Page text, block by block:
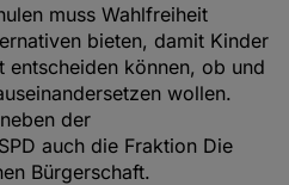
muss Wahlfreiheit
bieten, damit Kinder
entscheiden können, ob und
wollen.
der
auch die Fraktion Die
Bürgerschaft.